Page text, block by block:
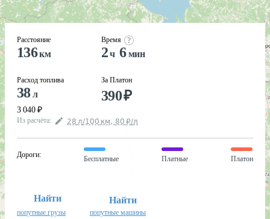
Расстояние
136км
Расход топлива
38л
3 040 ₽
Время
2 ч 6мин
За Платон
390₽
Из расчёта: 28 л/100 км, 80 ₽/л
Дороги:
Бесплатные Платные Платон
Найти
попутные грузы
Найти
попутные машины